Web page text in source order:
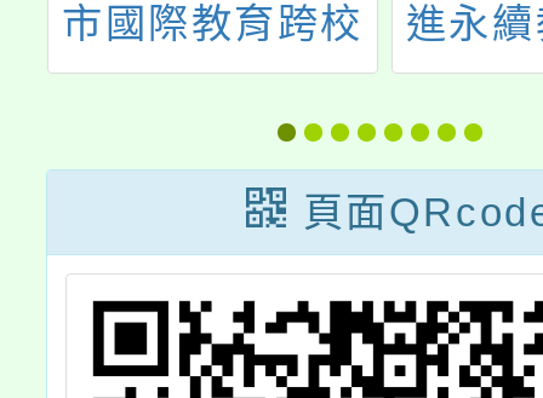
市國際教育跨校
社群第2次研習
進永
辦理
力系
頁面